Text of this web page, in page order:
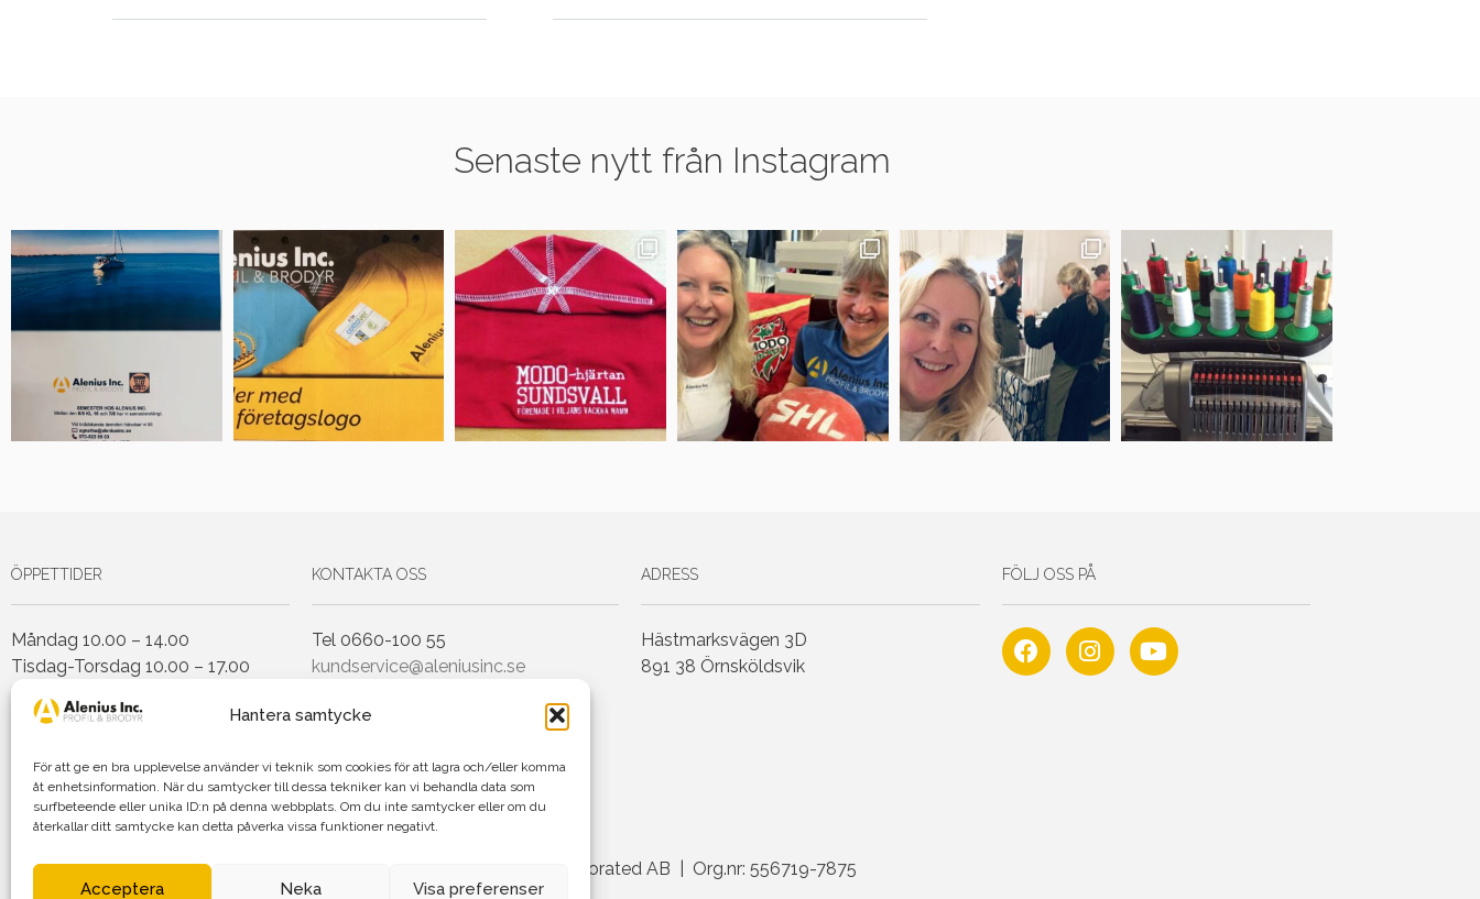
Hantera samtycke
För att ge en bra upplevelse använder vi teknik som cookies för att lagra och/eller komma
åt enhetsinformation. När du samtycker till dessa tekniker kan vi behandla data som
surfbeteende eller unika ID:n på denna webbplats. Om du inte samtycker eller om du
återkallar ditt samtycke kan detta påverka vissa funktioner negativt.
Acceptera Neka Visa preferenser
Senaste nytt från Instagram
ÖPPETTIDER
Måndag 10.00 – 14.00
Tisdag-Torsdag 10.00 – 17.00
13.00
KONTAKTA OSS
Tel 0660-100 55
kundservice@aleniusinc.se
ADRESS
Hästmarksvägen 3D
891 38 Örnsköldsvik
FÖLJ OSS PÅ
Agnetha Alenius Incorporated AB | Org.nr: 556719-7875